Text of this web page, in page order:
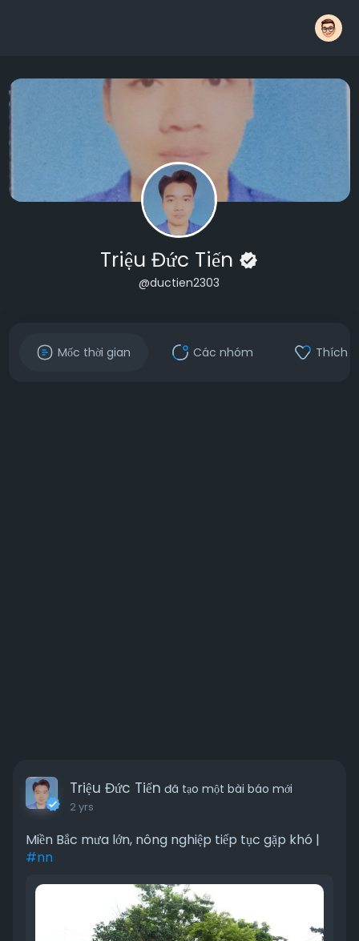
Triệu Đức Tiến
@ductien2303
Mốc thời gian Các nhóm Thích
Triệu Đức Tiến đã tạo một bài báo mới
2 yrs
Miền Bắc mưa lớn, nông nghiệp tiếp tục gặp khó |
#nn